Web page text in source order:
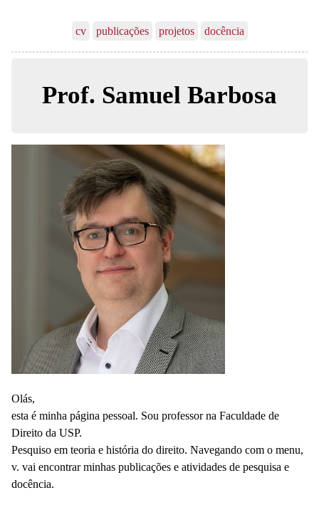
cv publicações projetos docência
Prof. Samuel Barbosa
Olás,
esta é minha página pessoal. Sou professor na Faculdade de
Direito da USP.
Pesquiso em teoria e história do direito. Navegando com o menu,
v. vai encontrar minhas publicações e atividades de pesquisa e
docência.